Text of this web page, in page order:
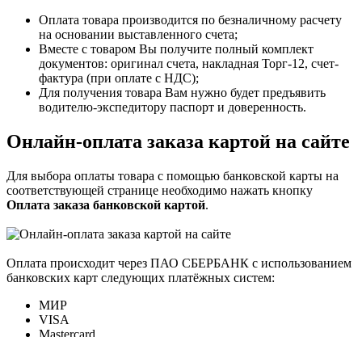
Оплата товара производится по безналичному расчету
на основании выставленного счета;
Вместе с товаром Вы получите полный комплект
документов: оригинал счета, накладная Торг-12, счет-
фактура (при оплате с НДС);
Для получения товара Вам нужно будет предъявить
водителю-экспедитору паспорт и доверенность.
Онлайн-оплата заказа картой на сайте
Для выбора оплаты товара с помощью банковской карты на
соответствующей странице необходимо нажать кнопку
Оплата заказа банковской картой.
Оплата происходит через ПАО СБЕРБАНК с использованием
банковских карт следующих платёжных систем:
МИР
VISA
Mastercard